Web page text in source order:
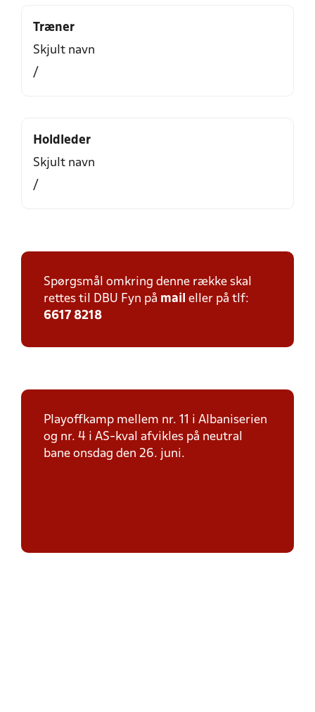
Træner
Skjult navn
/
Holdleder
Skjult navn
/
Spørgsmål omkring denne række skal
rettes til DBU Fyn på mail eller på tlf:
6617 8218
Playoffkamp mellem nr. 11 i Albaniserien
og nr. 4 i AS-kval afvikles på neutral
bane onsdag den 26. juni.